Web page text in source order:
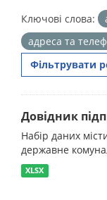
Ключові слова:
адреса та
Фільтрувати
Довідник
Набір даних
державне
XLSX